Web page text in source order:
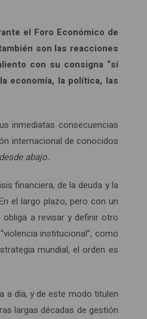
el Foro Económico de
son las reacciones
con su consigna “sí
economía, la política, las
inmediatas consecuencias
internacional de conocidos
desde abajo.
financiera, de la deuda y la
el largo plazo, pero con un
a revisar y definir otro
institucional”, como
mundial, el orden es
a día, y de este modo titulen
largas décadas de gestión